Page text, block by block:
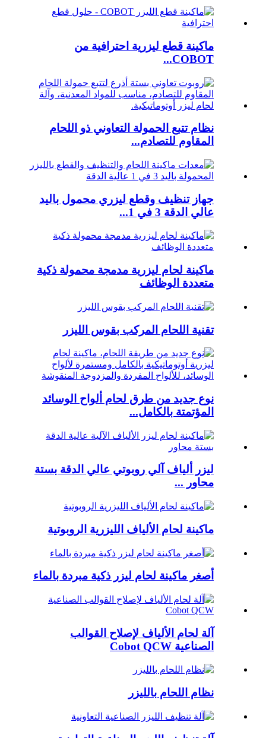
ماكينة قطع ليزرية احترافية من
COBOT...
نظام تتبع الحمولة التعاوني ذو اللحام
المقاوم للتصادم...
جهاز تنظيف وقطع ليزري محمول باليد
عالي الدقة 3 في 1...
ماكينة لحام ليزرية مدمجة محمولة ذكية
متعددة الوظائف
تقنية اللحام المركب بقوس الليزر
نوع جديد من طرق لحام ألواح الوسائد
المؤتمتة بالكامل...
ليزر ألياف آلي روبوتي عالي الدقة بستة
محاور ...
ماكينة لحام الألياف الليزرية الروبوتية
أصغر ماكينة لحام ليزر ذكية مبردة بالماء
آلة لحام الألياف لإصلاح القوالب
الصناعية Cobot QCW
نظام اللحام بالليزر